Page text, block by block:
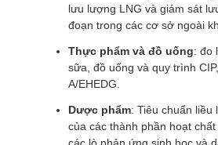
lưu lượng LNG và giám sát
đoạn trong các cơ sở ngoài
Thực phẩm và đồ uống: đo
sữa, đồ uống và quy trình
A/EHEDG.
Dược phẩm: Tiêu chuẩn
của các thành phần hoạt